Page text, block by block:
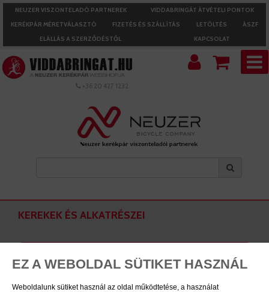
EZ A WEBOLDAL SÜTIKET HASZNÁL
Weboldalunk sütiket használ az oldal működtetése, a használat
NEUZER VISZONTELADÓ PARTNEREK
VIDDABRINGÁT ÁTVÉTELI PONTOK
KERÉKPÁR MÉRETVÁLASZTÓ
FIZETÉS ÉS SZÁLLÍTÁS LETÖLTÉS
ÁSZF
ELÁLLÁS A SZERZŐDÉSTŐL
KAPCSOLAT
+36 20 427 1232
KEREKEK ÉS ALKATRÉSZEI